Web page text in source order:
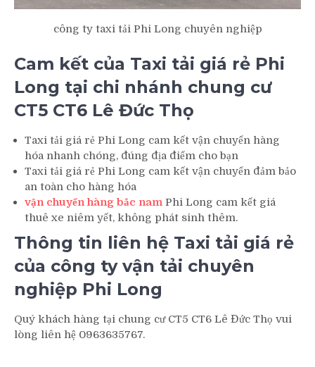
công ty taxi tải Phi Long chuyên nghiệp
Cam kết của Taxi tải giá rẻ Phi
Long tại chi nhánh chung cư
CT5 CT6 Lê Đức Thọ
Taxi tải giá rẻ Phi Long cam kết vận chuyển hàng
hóa nhanh chóng, đúng địa điểm cho bạn
Taxi tải giá rẻ Phi Long cam kết vận chuyển đảm bảo
an toàn cho hàng hóa
vận chuyển hàng bắc nam Phi Long cam kết giá
thuê xe niêm yết, không phát sinh thêm.
Thông tin liên hệ Taxi tải giá rẻ
của công ty vận tải chuyên
nghiệp Phi Long
Quý khách hàng tại chung cư CT5 CT6 Lê Đức Thọ vui
lòng liên hệ 0963635767.